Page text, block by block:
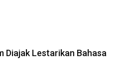
Diajak Lestarikan Bahasa